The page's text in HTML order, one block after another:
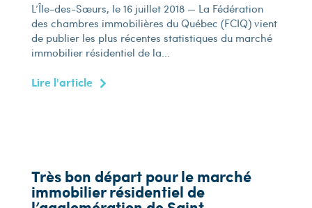
L’Île-des-Sœurs, le 16 juillet 2018 — La Fédération
des chambres immobilières du Québec (FCIQ) vient
de publier les plus récentes statistiques du marché
immobilier résidentiel de la...
Lire l'article
Très bon départ pour le marché
immobilier résidentiel de